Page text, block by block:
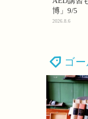
博」9/5
2026.8.6
ゴ